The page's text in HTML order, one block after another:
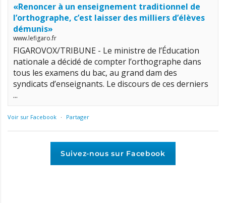
«Renoncer à un enseignement traditionnel de
l’orthographe, c’est laisser des milliers d’élèves
démunis»
www.lefigaro.fr
FIGAROVOX/TRIBUNE - Le ministre de l’Éducation
nationale a décidé de compter l’orthographe dans
tous les examens du bac, au grand dam des
syndicats d’enseignants. Le discours de ces derniers
...
Voir sur Facebook · Partager
Suivez-nous sur Facebook